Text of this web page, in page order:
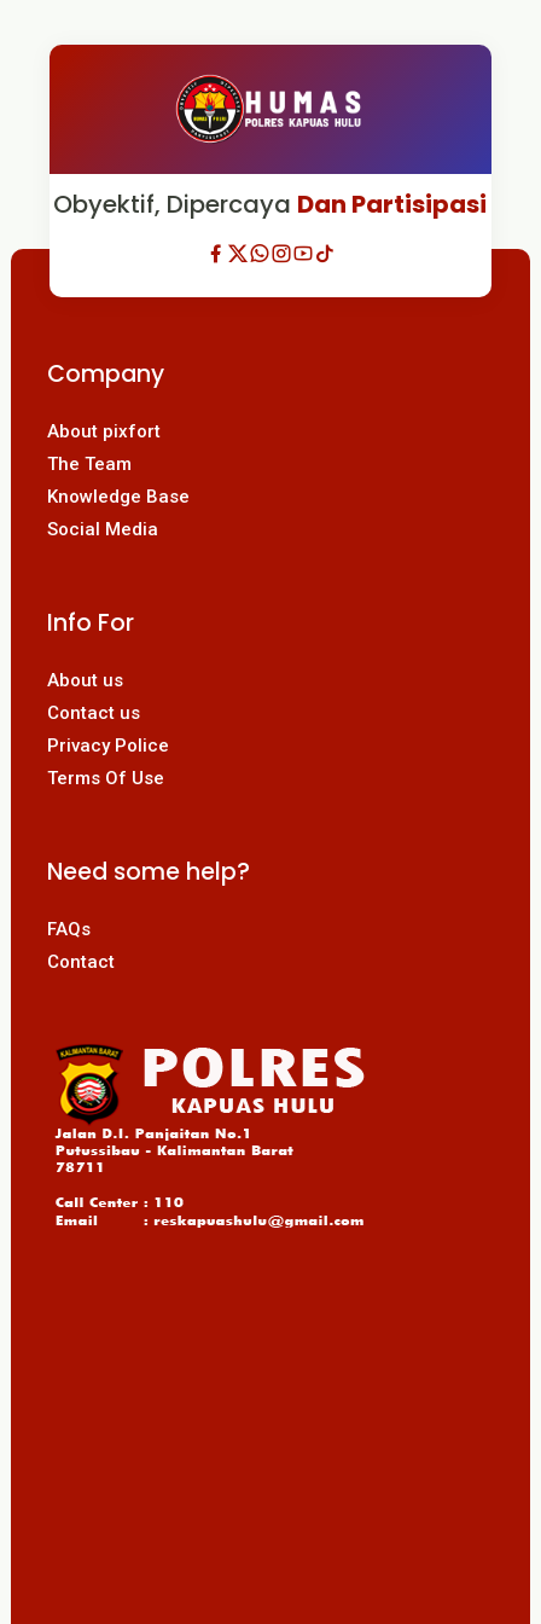
Obyektif, Dipercaya Dan Partisipasi
Company
About pixfort
The Team
Knowledge Base
Social Media
Info For
About us
Contact us
Privacy Police
Terms Of Use
Need some help?
FAQs
Contact